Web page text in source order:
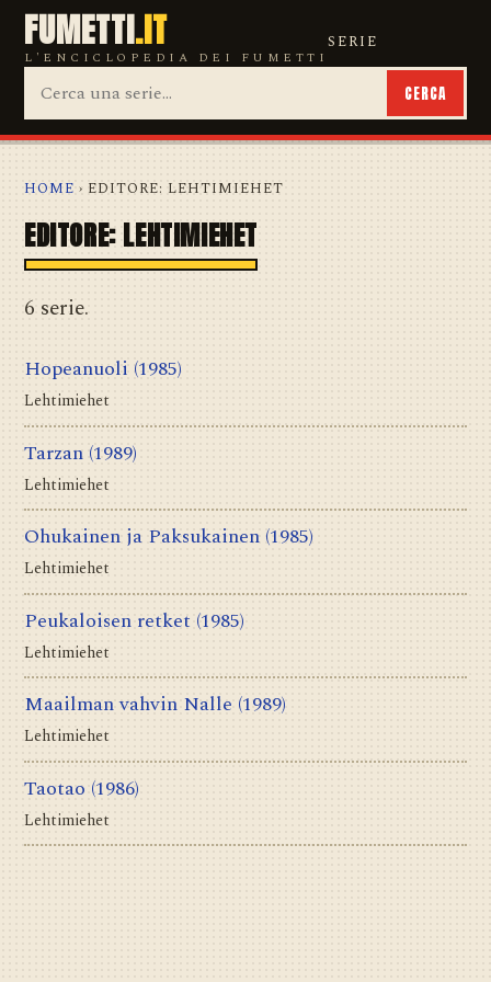
FUMETTI.IT
L'ENCICLOPEDIA DEI FUMETTI
SERIE
CERCA
HOME › EDITORE: LEHTIMIEHET
EDITORE: LEHTIMIEHET
6 serie.
Hopeanuoli (1985)
Lehtimiehet
Tarzan (1989)
Lehtimiehet
Ohukainen ja Paksukainen (1985)
Lehtimiehet
Peukaloisen retket (1985)
Lehtimiehet
Maailman vahvin Nalle (1989)
Lehtimiehet
Taotao (1986)
Lehtimiehet